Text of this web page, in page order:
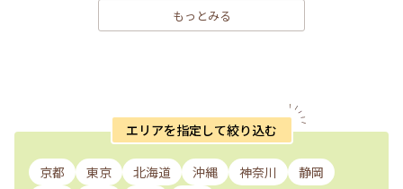
もっとみる
エリアを指定して絞り込む
京都 東京 北海道 沖縄 神奈川
静岡